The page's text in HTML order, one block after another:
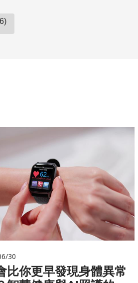
30
比你更早發現身體異常